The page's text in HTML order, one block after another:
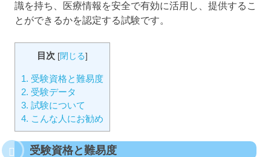
識を持ち、医療情報を安全で有効に活用し、提供するこ
とができるかを認定する試験です。
目次 [閉じる]
1. 受験資格と難易度
2. 受験データ
3. 試験について
4. こんな人にお勧め
受験資格と難易度